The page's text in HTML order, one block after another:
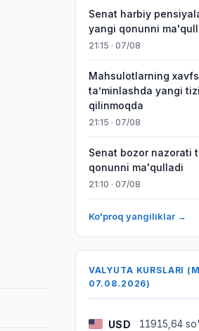
Senat harbiy
yangi qonunni
21:15 · 07/08
Mahsulotlarning
taʼminlashda yangi
qilinmoqda
21:15 · 07/08
Senat bozor nazorati
qonunni ma'qulladi
21:10 · 07/08
Ko'proq yangiliklar →
VALYUTA KURSLARI
07.08.2026)
USD 11915,64